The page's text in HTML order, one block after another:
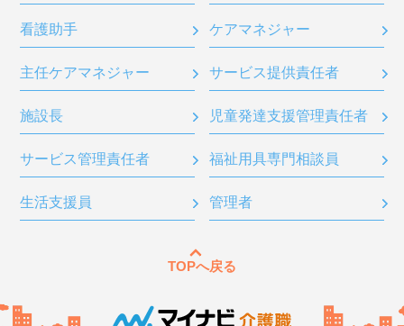
看護助手 ケアマネジャー
主任ケアマネジャー サービス提供責任者
施設長 児童発達支援管理責任者
サービス管理責任者 福祉用具専門相談員
生活支援員 管理者
TOPへ戻る